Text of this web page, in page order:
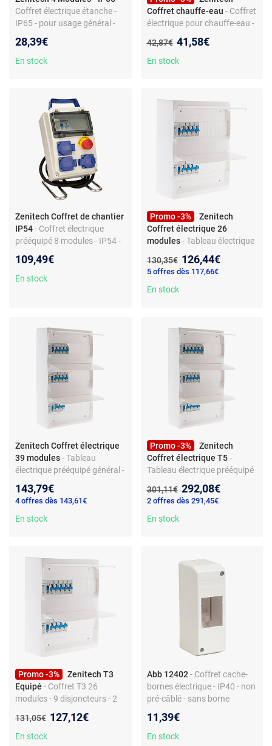
Coffret électrique étanche -
IP65 - pour usage général -
bornier de terre et
obturateurs inclus - non pré-
28,39€
En stock
Coffret chauffe-eau - Coffret
électrique pour chauffe-eau -
20A - Contacteur Jour/Nuit -
Borne automatique - 230 V -
Ancien prix :
42,87€ Nouveau prix :
41,58€
En stock
Zenitech Coffret de chantier
IP54- Coffret électrique
prééquipé 8 modules - IP54 -
d’urgence - différentiel 30 mA
- disjoncteur 20A - porte
109,49€
En stock
Promo -3%
Zenitech
Coffret électrique 26
modules - Tableau électrique
disjoncteurs - 2 interrupteurs
différentiels - Pré-câblé -
Bornes automatiques -
Ancien prix :
130,35€ Nouveau prix :
126,44€
5 offres dès 117,66€
En stock
Zenitech Coffret électrique
39 modules- Tableau
électrique prééquipé général -
interrupteurs différentiels -
Conforme NFC 15-100 -
Compatible GTL - Rails DIN
143,79€
4 offres dès 143,61€
En stock
Promo -3%
Zenitech
Coffret électrique T5 -
Tableau électrique prééquipé
interrupteurs différentiels 30
mA - Compatible GTL - IP30 -
Bornier de terre - Obturateurs
Ancien prix :
301,11€ Nouveau prix :
292,08€
2 offres dès 291,45€
En stock
Promo -3%
Zenitech T3
Equipé - Coffret T3 26
modules - 9 disjoncteurs - 2
Ancien prix :
131,05€ Nouveau prix :
127,12€
En stock
Abb 12402 - Coffret cache-
bornes électrique - IP40 - non
pré-câblé - sans borne
pour tableau général
11,39€
En stock